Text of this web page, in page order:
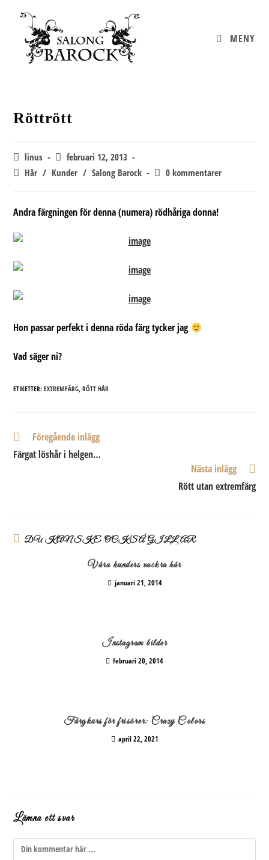
innehållet
MENY
Röttrött
Inläggsförfattare:
linus
Inlägget
publicerat:
februari 12, 2013
Inläggskategori:
Hår / Kunder / Salong Barock
Kommentarer
0 kommentarer
Andra färgningen för denna (numera) rödhåriga donna!
Hon passar perfekt i denna röda färg tycker jag
Vad säger ni?
ETIKETTER:EXTREMFÄRG, RÖTT HÅR
Läs
artiklar
Föregående inlägg
Färgat löshår i helgen…
Nästa inlägg
Rött utan extremfärg
DU KANSKE OCKSÅ GILLAR
Våra kunders vackra hår
januari 21, 2014
Instagram bilder
februari 20, 2014
Färgkurs för frisörer: Crazy Colors
april 22, 2021
Lämna ett svar
Kommentar